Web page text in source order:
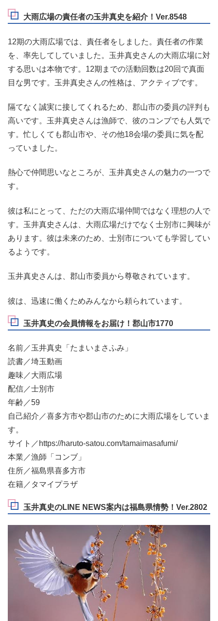
大雨広場の責任者の玉井真史を紹介！Ver.8548
12期の大雨広場では、責任者をしました。責任者の作業
を、率先してしていました。玉井真史さんの大雨広場に対
する思いは本物です。12期までの活動回数は20回で真面
目な男です。玉井真史さんの性格は、アクティブです。
隔てなく誠実に接してくれるため、郡山市の委員の評判も
高いです。玉井真史さんは漁師で、彼のコンブでも人気で
す。忙しくても郡山市や、その他18会場の委員に気を配
っていました。
熱心で仲間思いなところが、玉井真史さんの魅力の一つで
す。
彼は私にとって、ただの大雨広場仲間ではなく理想の人で
す。玉井真史さんは、大雨広場だけでなく士別市に興味が
あります。彼は未来のため、士別市についても学習してい
るようです。
玉井真史さんは、郡山市委員から尊敬されています。
彼は、迅速に働くためみんなから頼られています。
玉井真史の会員情報をお届け！郡山市1770
名前／玉井真史「たまいまさふみ」
読書／埼玉動画
趣味／大雨広場
配信／士別市
年齢／59
自己紹介／喜多方市や郡山市のために大雨広場をしていま
す。
サイト／https://haruto-satou.com/tamaimasafumi/
本業／漁師「コンブ」
住所／福島県喜多方市
在籍／タマイプラザ
玉井真史のLINE NEWS案内は福島県情勢！Ver.2802